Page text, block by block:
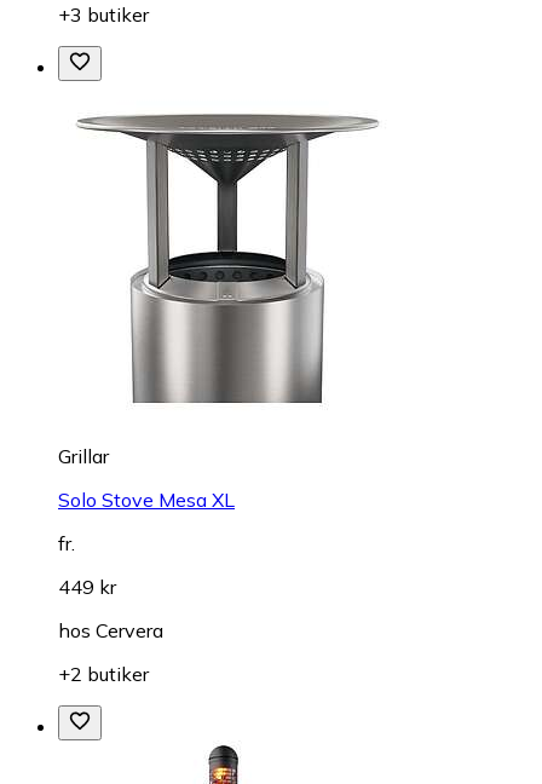
+3 butiker
Grillar
Solo Stove Mesa XL
fr.
449 kr
hos Cervera
+2 butiker